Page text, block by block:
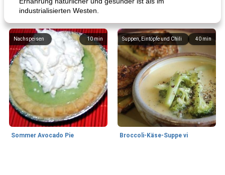
industrialisierten Westen.
10min
Nachspeisen
Sommer Avocado Pie
40 min
Suppen, Eintöpfe und Chili
Broccoli-Käse-Suppe vi